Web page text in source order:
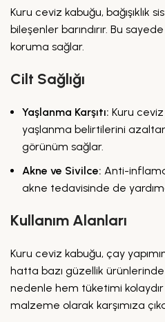
Kuru ceviz kabuğu, bağışıklık
bileşenler barındırır. Bu
koruma sağlar.
Cilt Sağlığı
Yaşlanma Karşıtı: Kuru
yaşlanma belirtilerini
görünüm sağlar.
Akne ve Sivilce: Anti-
akne tedavisinde de
Kullanım Alanları
Kuru ceviz kabuğu, çay
hatta bazı güzellik
nedenle hem tüketimi
malzeme olarak karşımıza